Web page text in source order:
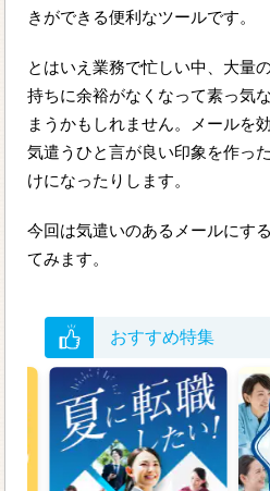
きができる便利なツールです。
とはいえ業務で忙しい中、大量
持ちに余裕がなくなって素っ気
まうかもしれません。メールを
気遣うひと言が良い印象を作っ
けになったりします。
今回は気遣いのあるメールにす
てみます。
おすすめ特集